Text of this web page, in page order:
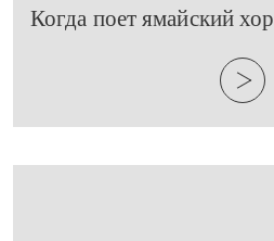
​Когда поет ямайский хор